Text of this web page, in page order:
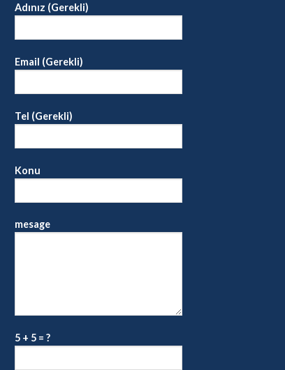
Adınız (Gerekli)
Email (Gerekli)
Tel (Gerekli)
Konu
mesage
5 + 5 = ?